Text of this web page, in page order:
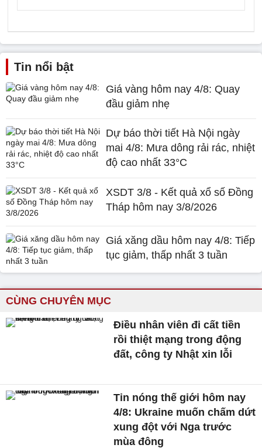
Tin nổi bật
Giá vàng hôm nay 4/8: Quay
đầu giảm nhẹ
Dự báo thời tiết Hà Nội ngày
mai 4/8: Mưa dông rải rác, nhiệt
độ cao nhất 33°C
XSDT 3/8 - Kết quả xổ số Đồng
Tháp hôm nay 3/8/2026
Giá xăng dầu hôm nay 4/8: Tiếp
tục giảm, thấp nhất 3 tuần
CÙNG CHUYÊN MỤC
Điều nhân viên đi cất tiền
rồi thiệt mạng trong động
đất, công ty Nhật xin lỗi
Tin nóng thế giới hôm nay
4/8: Ukraine muốn chấm dứt
xung đột với Nga trước
mùa đông